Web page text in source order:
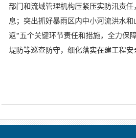
部门和流域管理机构压紧压实防汛责
息；突出抓好暴雨区内中小河流洪水
返”五个关键环节责任和措施，全力保
堤防等巡查防守，细化落实在建工程安